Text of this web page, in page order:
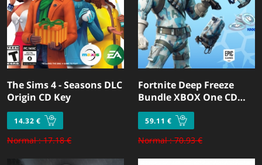
The Sims 4 - Seasons DLC
Origin CD Key
14.32 €
Normal : 17.18 €
Fortnite Deep Freeze
Bundle XBOX One CD
Key
59.11 €
Normal : 70.93 €